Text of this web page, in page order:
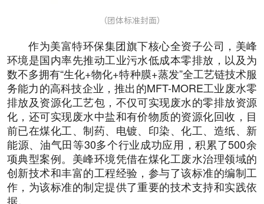
（团体标准封面）
作为美富特环保集团旗下核心全资子公司，美峰
环境是国内率先推动工业污水低成本零排放，以及为
数不多拥有“生化+物化+特种膜+蒸发”全工艺链技术服
务能力的高科技企业，推出的MFT-MORE工业废水零
排放及资源化工艺包，不仅可实现废水的零排放资源
化，还可实现废水中盐和有价物质的资源化回收，目
前已在煤化工、制药、电镀、印染、化工、造纸、新
能源、油气田等30多个行业成功应用，积累了500余
项典型案例。美峰环境凭借在煤化工废水治理领域的
创新技术和丰富的工程经验，参与了该标准的编制工
作，为该标准的制定提供了重要的技术支持和实践依
据。